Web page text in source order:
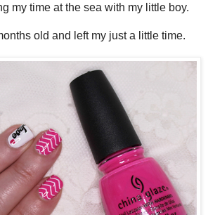
my time at the sea with my little boy.
old and left my just a little time.